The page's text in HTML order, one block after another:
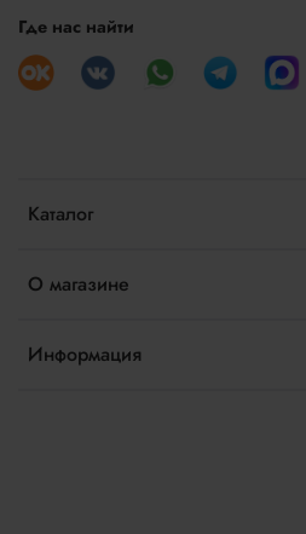
Каталог
О магазине
Информация
Где нас найти